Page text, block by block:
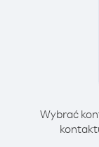
Wybrać